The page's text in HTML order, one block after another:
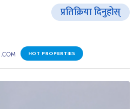
प्रतिक्रिया दिनुहोस्
HOT PROPERTIES